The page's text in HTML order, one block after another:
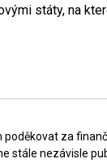
státy, na
za
stále nezávisle